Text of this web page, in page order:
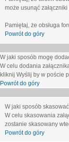
może usunąć
Pamiętaj, że obsługa
Powrót do góry
W jaki sposób mogę
W celu dodania
kliknij Wyślij by w poście
Powrót do góry
W jaki sposób
W celu skasowania
zostanie skasowany
Powrót do góry